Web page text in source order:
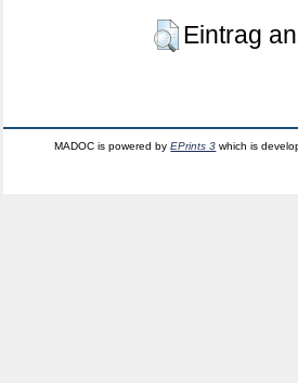
Eintrag
MADOC is powered byEPrints 3 which is